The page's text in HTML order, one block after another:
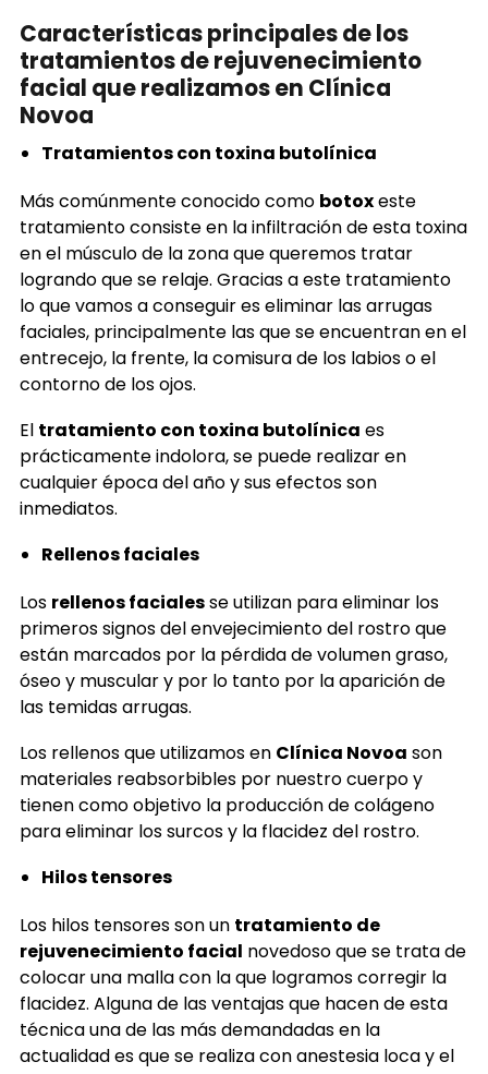
Características principales de los
tratamientos de rejuvenecimiento
facial que realizamos en Clínica
Novoa
Tratamientos con toxina butolínica
Más comúnmente conocido como botoxeste
tratamiento consiste en la infiltración de esta toxina
en el músculo de la zona que queremos tratar
logrando que se relaje. Gracias a este tratamiento
lo que vamos a conseguir es eliminar las arrugas
faciales, principalmente las que se encuentran en el
entrecejo, la frente, la comisura de los labios o el
contorno de los ojos.
El tratamiento con toxina butolínica es
prácticamente indolora, se puede realizar en
cualquier época del año y sus efectos son
inmediatos.
Rellenos faciales
Los rellenos facialesse utilizan para eliminar los
primeros signos del envejecimiento del rostro que
están marcados por la pérdida de volumen graso,
óseo y muscular y por lo tanto por la aparición de
las temidas arrugas.
Los rellenos que utilizamos en Clínica Novoa son
materiales reabsorbibles por nuestro cuerpo y
tienen como objetivo la producción de colágeno
para eliminar los surcos y la flacidez del rostro.
Hilos tensores
Los hilos tensores son un tratamiento de
rejuvenecimiento facial novedoso que se trata de
colocar una malla con la que logramos corregir la
flacidez. Alguna de las ventajas que hacen de esta
técnica una de las más demandadas en la
actualidad es que se realiza con anestesia loca y el